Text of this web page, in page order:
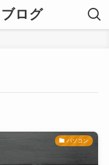
ログ
パソコン